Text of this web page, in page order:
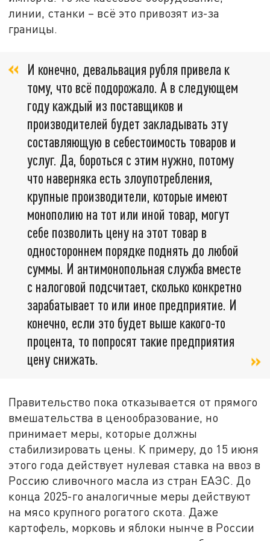
линии, станки – всё это привозят из-за
границы.
И конечно, девальвация рубля привела к
тому, что всё подорожало. А в следующем
году каждый из поставщиков и
производителей будет закладывать эту
составляющую в себестоимость товаров и
услуг. Да, бороться с этим нужно, потому
что наверняка есть злоупотребления,
крупные производители, которые имеют
монополию на тот или иной товар, могут
себе позволить цену на этот товар в
одностороннем порядке поднять до любой
суммы. И антимонопольная служба вместе
с налоговой подсчитает, сколько конкретно
зарабатывает то или иное предприятие. И
конечно, если это будет выше какого-то
процента, то попросят такие предприятия
цену снижать.
Правительство пока отказывается от прямого
вмешательства в ценообразование, но
принимает меры, которые должны
стабилизировать цены. К примеру, до 15 июня
этого года действует нулевая ставка на ввоз в
Россию сливочного масла из стран ЕАЭС. До
конца 2025-го аналогичные меры действуют
на мясо крупного рогатого скота. Даже
картофель, морковь и яблоки нынче в России